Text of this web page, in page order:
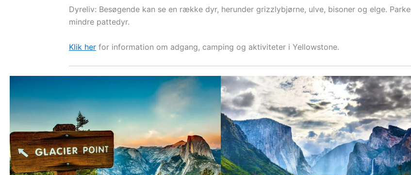
Dyreliv: Besøgende kan se en række dyr, herunder grizzlybjørne, ulve, bisoner og elge.
mindre pattedyr.
Klik her for information om adgang, camping og aktiviteter i Yellowstone.